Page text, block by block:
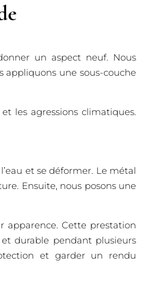
un aspect neuf. Nous
appliquons une sous-couche
les agressions climatiques.
et se déformer. Le métal
Ensuite, nous posons une
apparence. Cette prestation
durable pendant plusieurs
et garder un rendu